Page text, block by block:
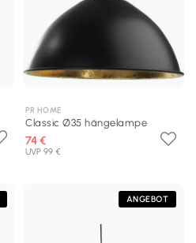
PR HOME
Classic Ø35 hängelampe
74 €
UVP 99 €
ANGEBOT